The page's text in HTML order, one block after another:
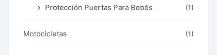
Protección Puertas Para Bebés (1)
Motocicletas (1)